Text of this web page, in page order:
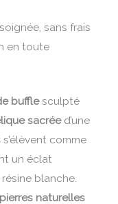
sans frais
en toute
bufflesculpté
sacréed’une
s’élèvent comme
un éclat
blanche.
pierres naturelles